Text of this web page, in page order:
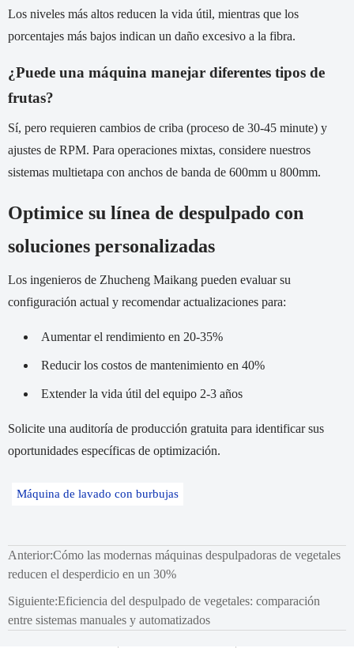
Los niveles más altos reducen la vida útil, mientras que los
porcentajes más bajos indican un daño excesivo a la fibra.
¿Puede una máquina manejar diferentes tipos de
frutas?
Sí, pero requieren cambios de criba (proceso de 30-45 minute) y
ajustes de RPM. Para operaciones mixtas, considere nuestros
sistemas multietapa con anchos de banda de 600mm u 800mm.
Optimice su línea de despulpado con
soluciones personalizadas
Los ingenieros de Zhucheng Maikang pueden evaluar su
configuración actual y recomendar actualizaciones para:
Aumentar el rendimiento en 20-35%
Reducir los costos de mantenimiento en 40%
Extender la vida útil del equipo 2-3 años
Solicite una auditoría de producción gratuita para identificar sus
oportunidades específicas de optimización.
Máquina de lavado con burbujas
Anterior:Cómo las modernas máquinas despulpadoras de vegetales
reducen el desperdicio en un 30%
Siguiente:Eficiencia del despulpado de vegetales: comparación
entre sistemas manuales y automatizados